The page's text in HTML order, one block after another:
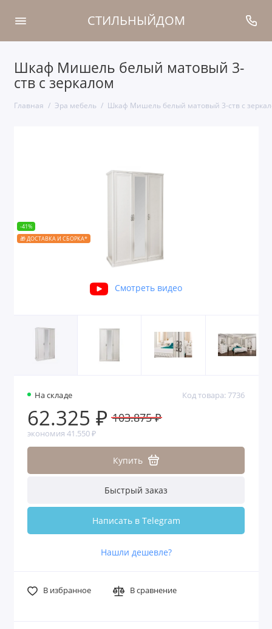
СТИЛЬНЫЙДОМ
Шкаф Мишель белый матовый 3-
ств с зеркалом
Главная Эра мебель Шкаф Мишель белый матовый 3-ств с
-41%
🎁 ДОСТАВКА И СБОРКА*
Смотреть видео
На складе Код товара: 7736
62.325 ₽ 103.875 ₽
экономия 41.550 ₽
Купить
Быстрый заказ
Написать в Telegram
Нашли дешевле?
В избранное В сравнение